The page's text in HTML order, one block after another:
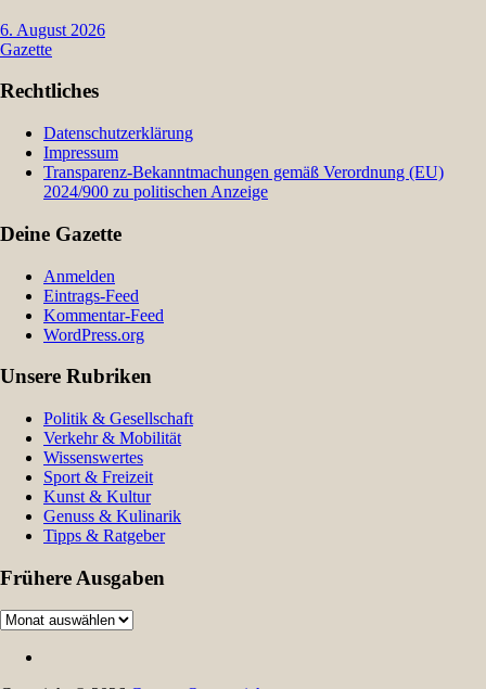
6. August 2026
Gazette
Rechtliches
Datenschutzerklärung
Impressum
Transparenz-Bekanntmachungen gemäß Verordnung (EU)
2024/900 zu politischen Anzeige
Deine Gazette
Anmelden
Eintrags-Feed
Kommentar-Feed
WordPress.org
Unsere Rubriken
Politik & Gesellschaft
Verkehr & Mobilität
Wissenswertes
Sport & Freizeit
Kunst & Kultur
Genuss & Kulinarik
Tipps & Ratgeber
Frühere Ausgaben
Frühere